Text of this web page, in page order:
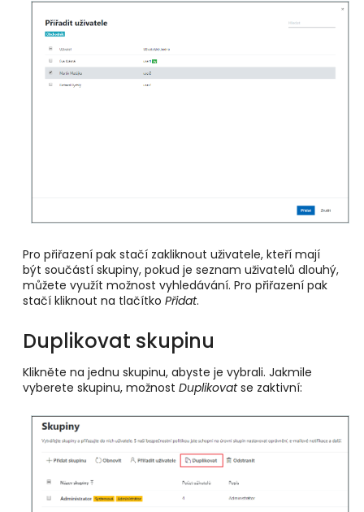
Pro přiřazení pak stačí zakliknout uživatele, kteří mají
být součástí skupiny, pokud je seznam uživatelů dlouhý,
můžete využít možnost vyhledávání. Pro přiřazení pak
stačí kliknout na tlačítko Přidat.
Duplikovat skupinu
Klikněte na jednu skupinu, abyste je vybrali. Jakmile
vyberete skupinu, možnost Duplikovatse zaktivní: